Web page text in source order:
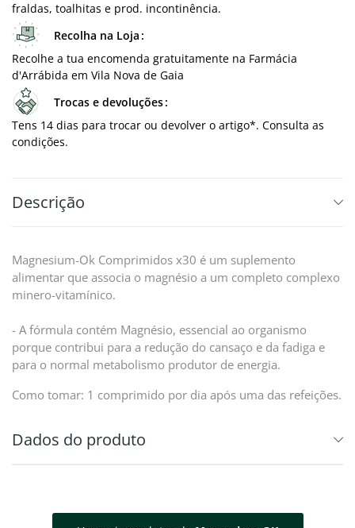
fraldas, toalhitas e prod. incontinência.
Recolha na Loja
Recolhe a tua encomenda gratuitamente na Farmácia
d'Arrábida em Vila Nova de Gaia
Trocas e devoluções
Tens 14 dias para trocar ou devolver o artigo*. Consulta as
condições.
Descrição
Magnesium-Ok Comprimidos x30 é um suplemento
alimentar que associa o magnésio a um completo complexo
minero-vitamínico.
- A fórmula contém Magnésio, essencial ao organismo
porque contribui para a redução do cansaço e da fadiga e
para o normal metabolismo produtor de energia.
Como tomar: 1 comprimido por dia após uma das refeições.
Dados do produto